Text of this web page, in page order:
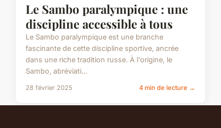
Le Sambo paralympique : une
discipline accessible à tous
Le Sambo paralympique est une branche
fascinante de cette discipline sportive, ancrée
dans une riche tradition russe. À l'origine, le
Sambo, abréviati...
28 février 2025 4 min de lecture →